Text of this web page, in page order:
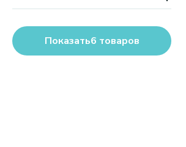
Защита
Увлажнение
Успокаивающий
Показать6 товаров